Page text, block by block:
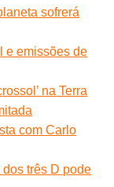
sofrerá
e emissões de
na Terra
com Carlo
dos três D pode